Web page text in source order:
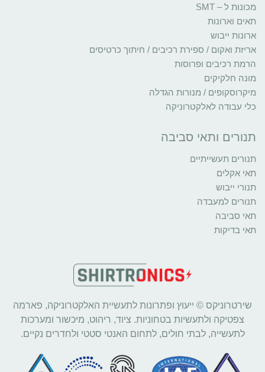
מכונות ל – SMT
תאים וארונות
ארונות ייבוש
אריזת ואקום / ספירת רכיבים / חיתוך כרטיסים
הרמת רכיבים ופרוסות
מונה חלקיקים
מיקרוסקופים / מנורות הגדלה
כלי עבודה לאלקטרוניקה
תנורים ותאי סביבה
תנורים תעשייתיים
תאי אקלים
תנורי ייבוש
תנורים למעבדה
תאי סביבה
תאי בדיקות
שירטרוניקס © ייעוץ ופתרונות לתעשיית האלקטרוניקה, פארמה
צפטיקה ולתעשיות בטחוניות. ציוד, ריהוט, מיכשור ומערכות
לתעשייה, לבתי חולים, לתחום האנטי סטטי ולחדרים נקיים.